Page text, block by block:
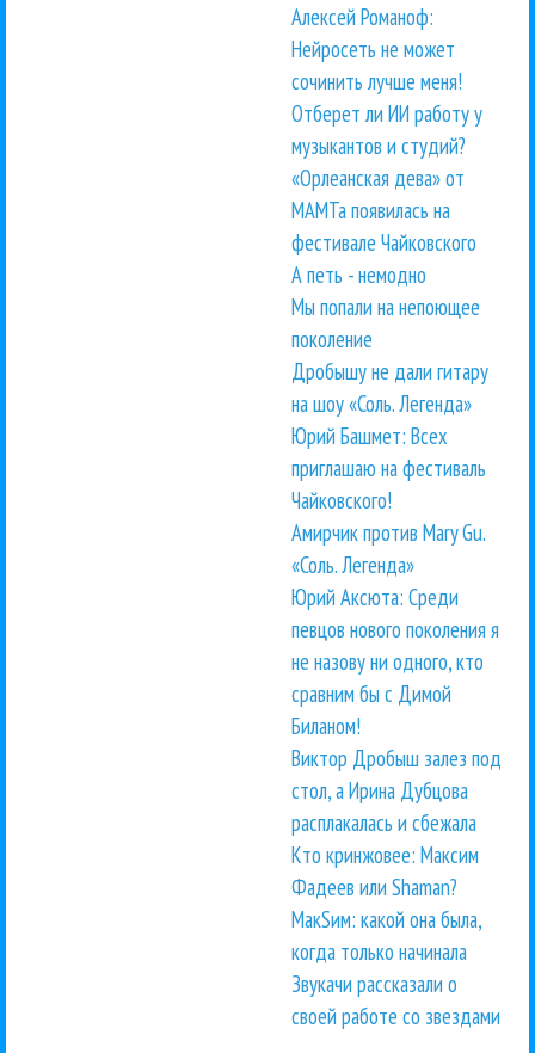
Алексей Романоф:
Нейросеть не может
сочинить лучше меня!
Отберет ли ИИ работу у
музыкантов и студий?
«Орлеанская дева» от
МАМТа появилась на
фестивале Чайковского
А петь - немодно
Мы попали на непоющее
поколение
Дробышу не дали гитару
на шоу «Соль. Легенда»
Юрий Башмет: Всех
приглашаю на фестиваль
Чайковского!
Амирчик против Mary Gu.
«Соль. Легенда»
Юрий Аксюта: Среди
певцов нового поколения я
не назову ни одного, кто
сравним бы с Димой
Биланом!
Виктор Дробыш залез под
стол, а Ирина Дубцова
расплакалась и сбежала
Кто кринжовее: Максим
Фадеев или Shaman?
МакSим: какой она была,
когда только начинала
Звукачи рассказали о
своей работе со звездами